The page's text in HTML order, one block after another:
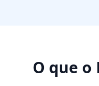
O que o